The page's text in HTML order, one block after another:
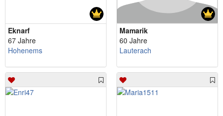
Eknarf
67 Jahre
Hohenems
Mamarik
60 Jahre
Lauterach